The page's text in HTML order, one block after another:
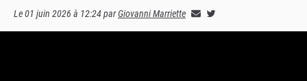
Le01 juin 2026 à 12:24parGiovanni Marriette